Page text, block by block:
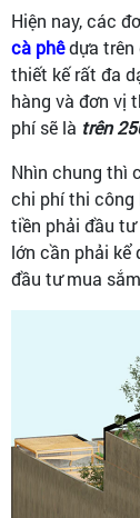
Hiện nay, các
cà phêdựa trên
thiết kế rất đa
hàng và đơn vị
phí sẽ là trên
Nhìn chung thì
chi phí thi công
tiền phải đầu tư
lớn cần phải
đầu tư mua